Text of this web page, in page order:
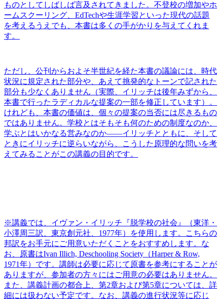
ものとしてしばしば言及されてきました。不登校の増加やホ
ームスクーリング、EdTechや生涯学習といった現代の話題
を考えるうえでも、本書は多くの手がかりを与えてくれま
す。
ただし、公刊からおよそ半世紀を経た本書の議論には、時代
状況に規定された部分や、あえて挑発的なトーンで記された
部分も少なくありません（実際、イリッチは後年みずから、
本書で行ったラディカルな提案の一部を修正しています）。
けれども、本書の価値は、個々の提案の当否には尽きるもの
ではありません。 学校とはそもそも何のための制度なのか、
学ぶとはいかなる営みなのか――イリッチとともに、そして
ときにイリッチに逆らいながら、こうした原理的な問いを考
えてみることがこの講義の目的です。
※講義では、イヴァン・イリッチ『脱学校の社会』（東洋・
小澤周三訳、東京創元社、1977年）を使用します。こちらの
邦訳をお手元にご用意いただくことをおすすめします。な
お、原書はIvan Illich, Deschooling Society（Harper & Row,
1971年）です。講師は必要に応じて原書を参考にすることが
ありますが、参加者の方々にはご用意の必要はありません。
また、講義計画の都合上、第2章および第5章については、詳
細には扱わない予定です。なお、講義の進行状況等に応じ